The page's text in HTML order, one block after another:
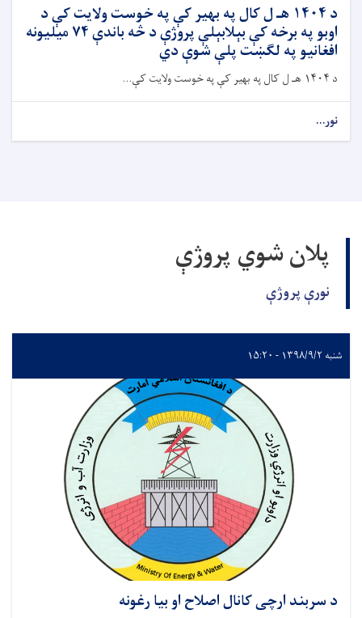
د ۱۴۰۴ هـ ل کال په بهیر کې په خوست ولایت کې د
اوبو په برخه کې بېلابېلې پروژې د څه باندې ۷۴ میلیونه
افغانیو په لګښت پلې شوې دي
د ۱۴۰۴ هـ ل کال په بهیر کې په خوست ولایت کې...
نور...
پلان شوي پروژې
نورې پروژې
شنبه ۱۳۹۸/۹/۲ - ۱۵:۲۰
د سربند ارچی کانال اصلاح او بیا رغونه